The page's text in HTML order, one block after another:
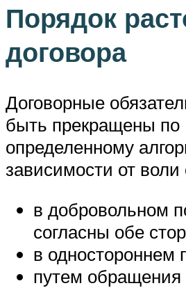
Порядок
договора
Договорные
быть прекращены по
определенному
зависимости от воли
в добровольном
согласны обе
в одностороннем
путем обращения